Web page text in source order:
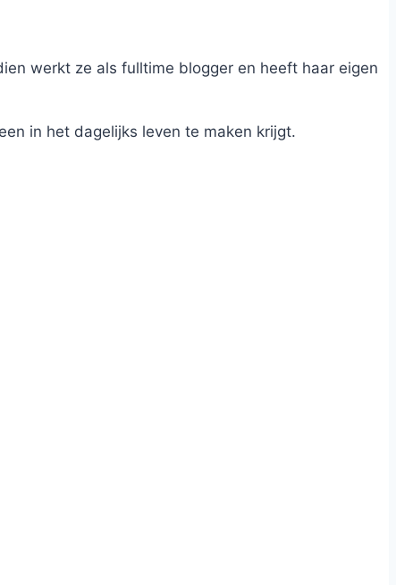
werkt ze als fulltime blogger en heeft haar eigen
in het dagelijks leven te maken krijgt.